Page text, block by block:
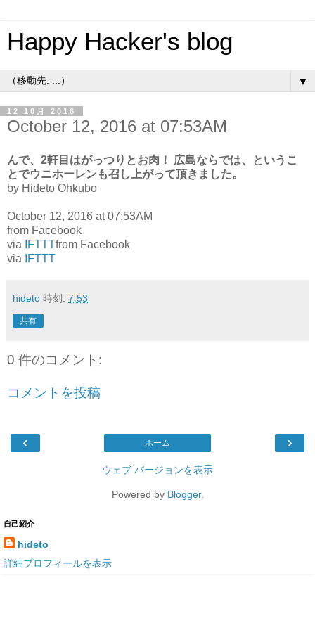
Happy Hacker's blog
▼
12 10月 2016
October 12, 2016 at 07:53AM
んで、2軒目はがっつりとお肉！ 広島ならでは、というこ
とでウニホーレンも召し上がって頂きました。
by Hideto Ohkubo
October 12, 2016 at 07:53AM
from Facebook
via
IFTTTfrom Facebook
via
IFTTT
hideto 時刻: 7:53
共有
0 件のコメント:
コメントを投稿
‹ ›
ホーム
ウェブ バージョンを表示
Powered by Blogger.
自己紹介
hideto
詳細プロフィールを表示